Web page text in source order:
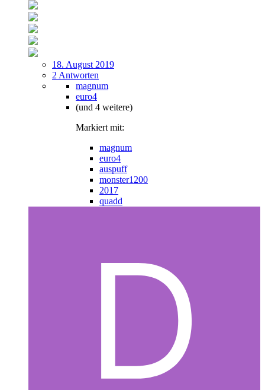
18. August 2019
2 Antworten
magnum
euro4
(und 4 weitere)
Markiert mit:
magnum
euro4
auspuff
monster1200
2017
quadd